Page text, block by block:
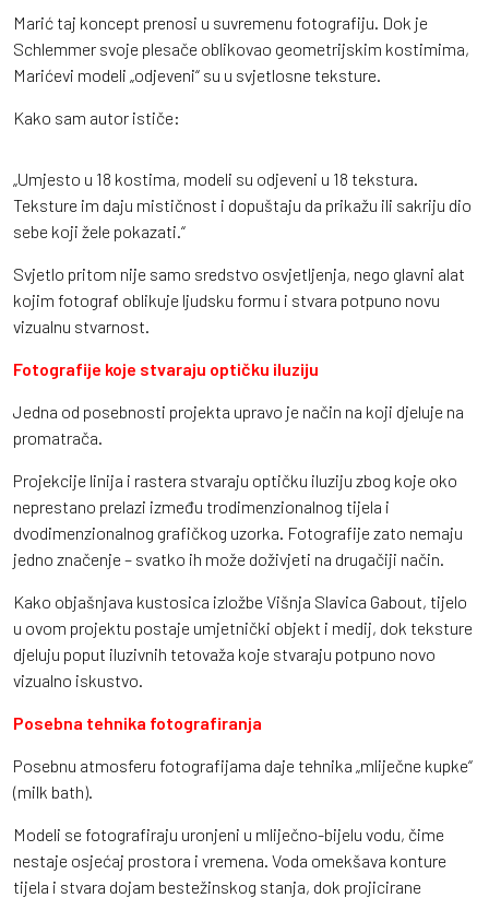
Marić taj koncept prenosi u suvremenu fotografiju. Dok je
Schlemmer svoje plesače oblikovao geometrijskim kostimima,
Marićevi modeli „odjeveni“ su u svjetlosne teksture.
Kako sam autor ističe:
„Umjesto u 18 kostima, modeli su odjeveni u 18 tekstura.
Teksture im daju mističnost i dopuštaju da prikažu ili sakriju dio
sebe koji žele pokazati.“
Svjetlo pritom nije samo sredstvo osvjetljenja, nego glavni alat
kojim fotograf oblikuje ljudsku formu i stvara potpuno novu
vizualnu stvarnost.
Fotografije koje stvaraju optičku iluziju
Jedna od posebnosti projekta upravo je način na koji djeluje na
promatrača.
Projekcije linija i rastera stvaraju optičku iluziju zbog koje oko
neprestano prelazi između trodimenzionalnog tijela i
dvodimenzionalnog grafičkog uzorka. Fotografije zato nemaju
jedno značenje – svatko ih može doživjeti na drugačiji način.
Kako objašnjava kustosica izložbe Višnja Slavica Gabout, tijelo
u ovom projektu postaje umjetnički objekt i medij, dok teksture
djeluju poput iluzivnih tetovaža koje stvaraju potpuno novo
vizualno iskustvo.
Posebna tehnika fotografiranja
Posebnu atmosferu fotografijama daje tehnika „mliječne kupke“
(milk bath).
Modeli se fotografiraju uronjeni u mliječno-bijelu vodu, čime
nestaje osjećaj prostora i vremena. Voda omekšava konture
tijela i stvara dojam bestežinskog stanja, dok projicirane